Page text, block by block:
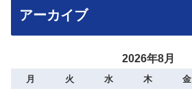
アーカイブ
2026年8月
月 火 水 木 金